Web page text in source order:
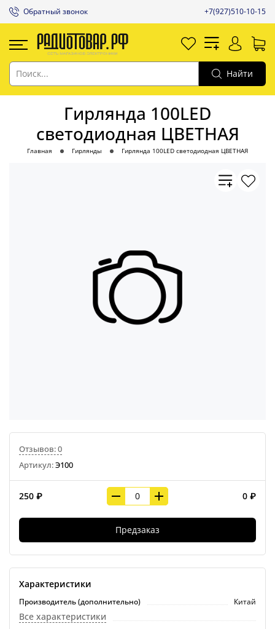
Обратный звонок +7(927)510-10-15
Найти
Гирлянда 100LED
светодиодная ЦВЕТНАЯ
Главная Гирлянды Гирлянда 100LED светодиодная ЦВЕТНАЯ
Отзывов: 0
Артикул:Э100
250 ₽ 0 ₽
Предзаказ
Характеристики
Производитель (дополнительно) Китай
Все характеристики